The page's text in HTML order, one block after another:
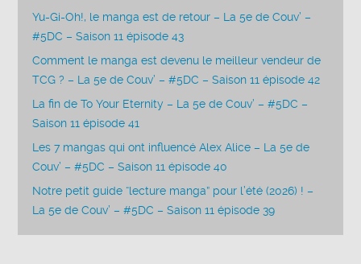
Yu-Gi-Oh!, le manga est de retour – La 5e de Couv’ –
#5DC – Saison 11 épisode 43
Comment le manga est devenu le meilleur vendeur de
TCG ? – La 5e de Couv’ – #5DC – Saison 11 épisode 42
La fin de To Your Eternity – La 5e de Couv’ – #5DC –
Saison 11 épisode 41
Les 7 mangas qui ont influencé Alex Alice – La 5e de
Couv’ – #5DC – Saison 11 épisode 40
Notre petit guide “lecture manga” pour l’été (2026) ! –
La 5e de Couv’ – #5DC – Saison 11 épisode 39